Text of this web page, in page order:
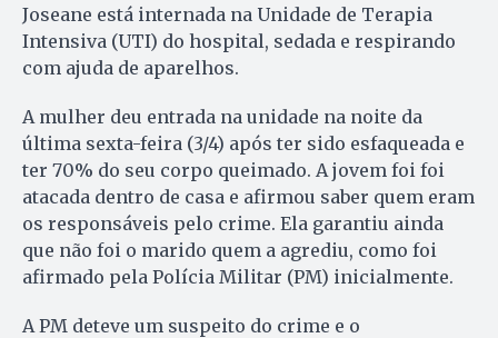
Joseane está internada na Unidade de Terapia
Intensiva (UTI) do hospital, sedada e respirando
com ajuda de aparelhos.
A mulher deu entrada na unidade na noite da
última sexta-feira (3/4) após ter sido esfaqueada e
ter 70% do seu corpo queimado. A jovem foi foi
atacada dentro de casa e afirmou saber quem eram
os responsáveis pelo crime. Ela garantiu ainda
que não foi o marido quem a agrediu, como foi
afirmado pela Polícia Militar (PM) inicialmente.
A PM deteve um suspeito do crime e o